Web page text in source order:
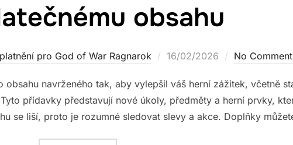
obsahu
pro God of War Ragnarok
Posted
16/02/2026 No
navrženého tak, aby vylepšil váš herní zážitek, včetně
přídavky představují nové úkoly, předměty a herní prvky,
se liší, proto je rozumné sledovat slevy a akce. Doplňky